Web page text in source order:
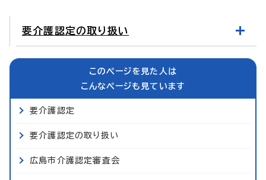
要介護認定の取り扱い
このページを見た人は
こんなページも見ています
要介護認定
要介護認定の取り扱い
広島市介護認定審査会